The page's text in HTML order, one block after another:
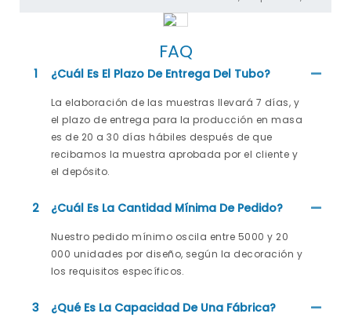
FAQ
1 ¿Cuál Es El Plazo De Entrega Del Tubo?
La elaboración de las muestras llevará 7 días, y
el plazo de entrega para la producción en masa
es de 20 a 30 días hábiles después de que
recibamos la muestra aprobada por el cliente y
el depósito.
2 ¿Cuál Es La Cantidad Mínima De Pedido?
Nuestro pedido mínimo oscila entre 5000 y 20
000 unidades por diseño, según la decoración y
los requisitos específicos.
3 ¿Qué Es La Capacidad De Una Fábrica?